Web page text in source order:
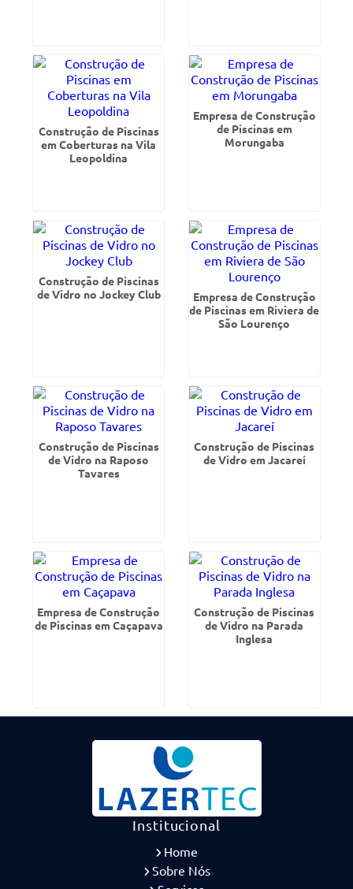
Construção de Piscinas
em Coberturas na Vila
Leopoldina
Empresa de Construção
de Piscinas em
Morungaba
Construção de Piscinas
de Vidro no Jockey Club
Empresa de Construção
de Piscinas em Riviera de
São Lourenço
Construção de Piscinas
de Vidro na Raposo
Tavares
Construção de Piscinas
de Vidro em Jacareí
Empresa de Construção
de Piscinas em Caçapava
Construção de Piscinas
de Vidro na Parada
Inglesa
Institucional
Home
Sobre Nós